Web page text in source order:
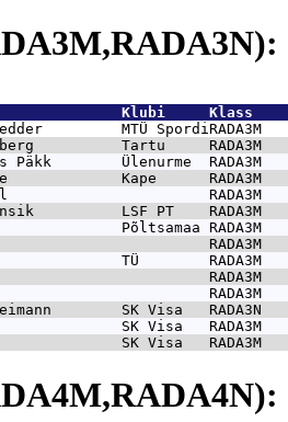
Klubi
MTÜ SpordiRADA3M
Tartu     RADA3M
Päkk        Ülenurme  RADA3M
Kape      RADA3M
RADA3M
LSF PT    RADA3M
Põltsamaa RADA3M
RADA3M
TÜ        RADA3M
RADA3M
RADA3M
SK Visa   RADA3N
SK Visa   RADA3M
SK Visa   RADA3M